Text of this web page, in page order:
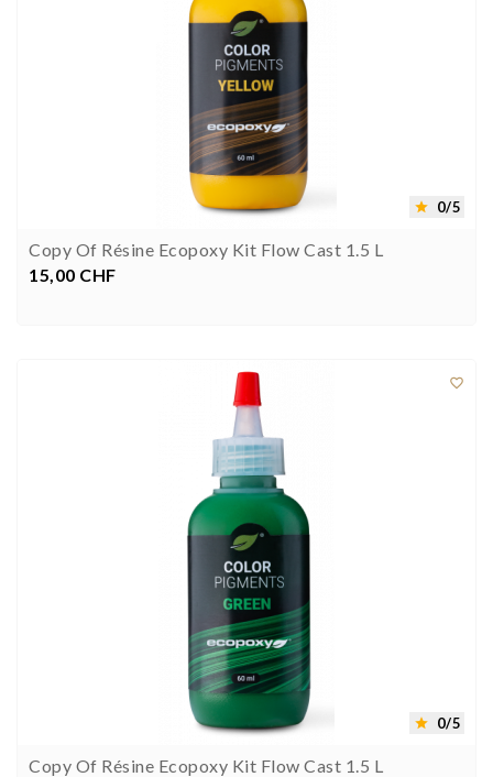
 0/5
Copy Of Résine Ecopoxy Kit Flow Cast 1.5 L
Preis
15,00 CHF

 0/5
Copy Of Résine Ecopoxy Kit Flow Cast 1.5 L